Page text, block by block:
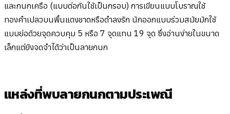
และกนกเครือ (แบบต่อกันใช้เป็นกรอบ) การเขียนแบบโบราณใช้
ทองคำเปลวบนพื้นแดงชาดหรือดำลงรัก นักออกแบบร่วมสมัยมักใช้
แบบย่อด้วยจุดควบคุม 5 หรือ 7 จุดแทน 19 จุด ซึ่งอ่านง่ายในขนาด
เล็กแต่ยังจดจำได้ว่าเป็นลายกนก
แหล่งที่พบลายกนกตามประเพณี